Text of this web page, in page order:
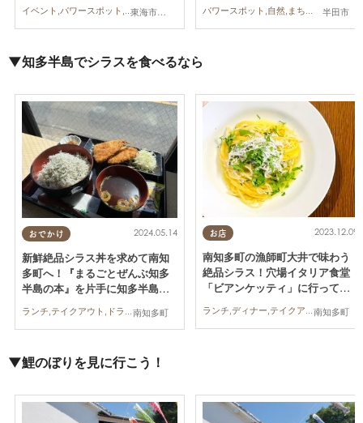
東海市,半田市
イベント,パワースポット,自然,行ってみたレポ,親子,家族 半田市
パワースポット,自然,まちネタ
▼知多半島でシラスを食べるなら
おでかけ
南知多町
2024.05.14
新鮮絶品シラス丼を求めて南知
多町へ！『まるごとぜんぶ知多
半島の本』を片手に知多半島ド
お店
南知多町
2023.12.09
南知多町の漁師町大井で味わう
絶品シラス！穴場イタリア食堂
「ビアンケッティ」に行ってみ
ランチ,ディナー,テイクアウト,行ってみたレポ,家族,カップル,ペット
▼鯉のぼりを見に行こう！